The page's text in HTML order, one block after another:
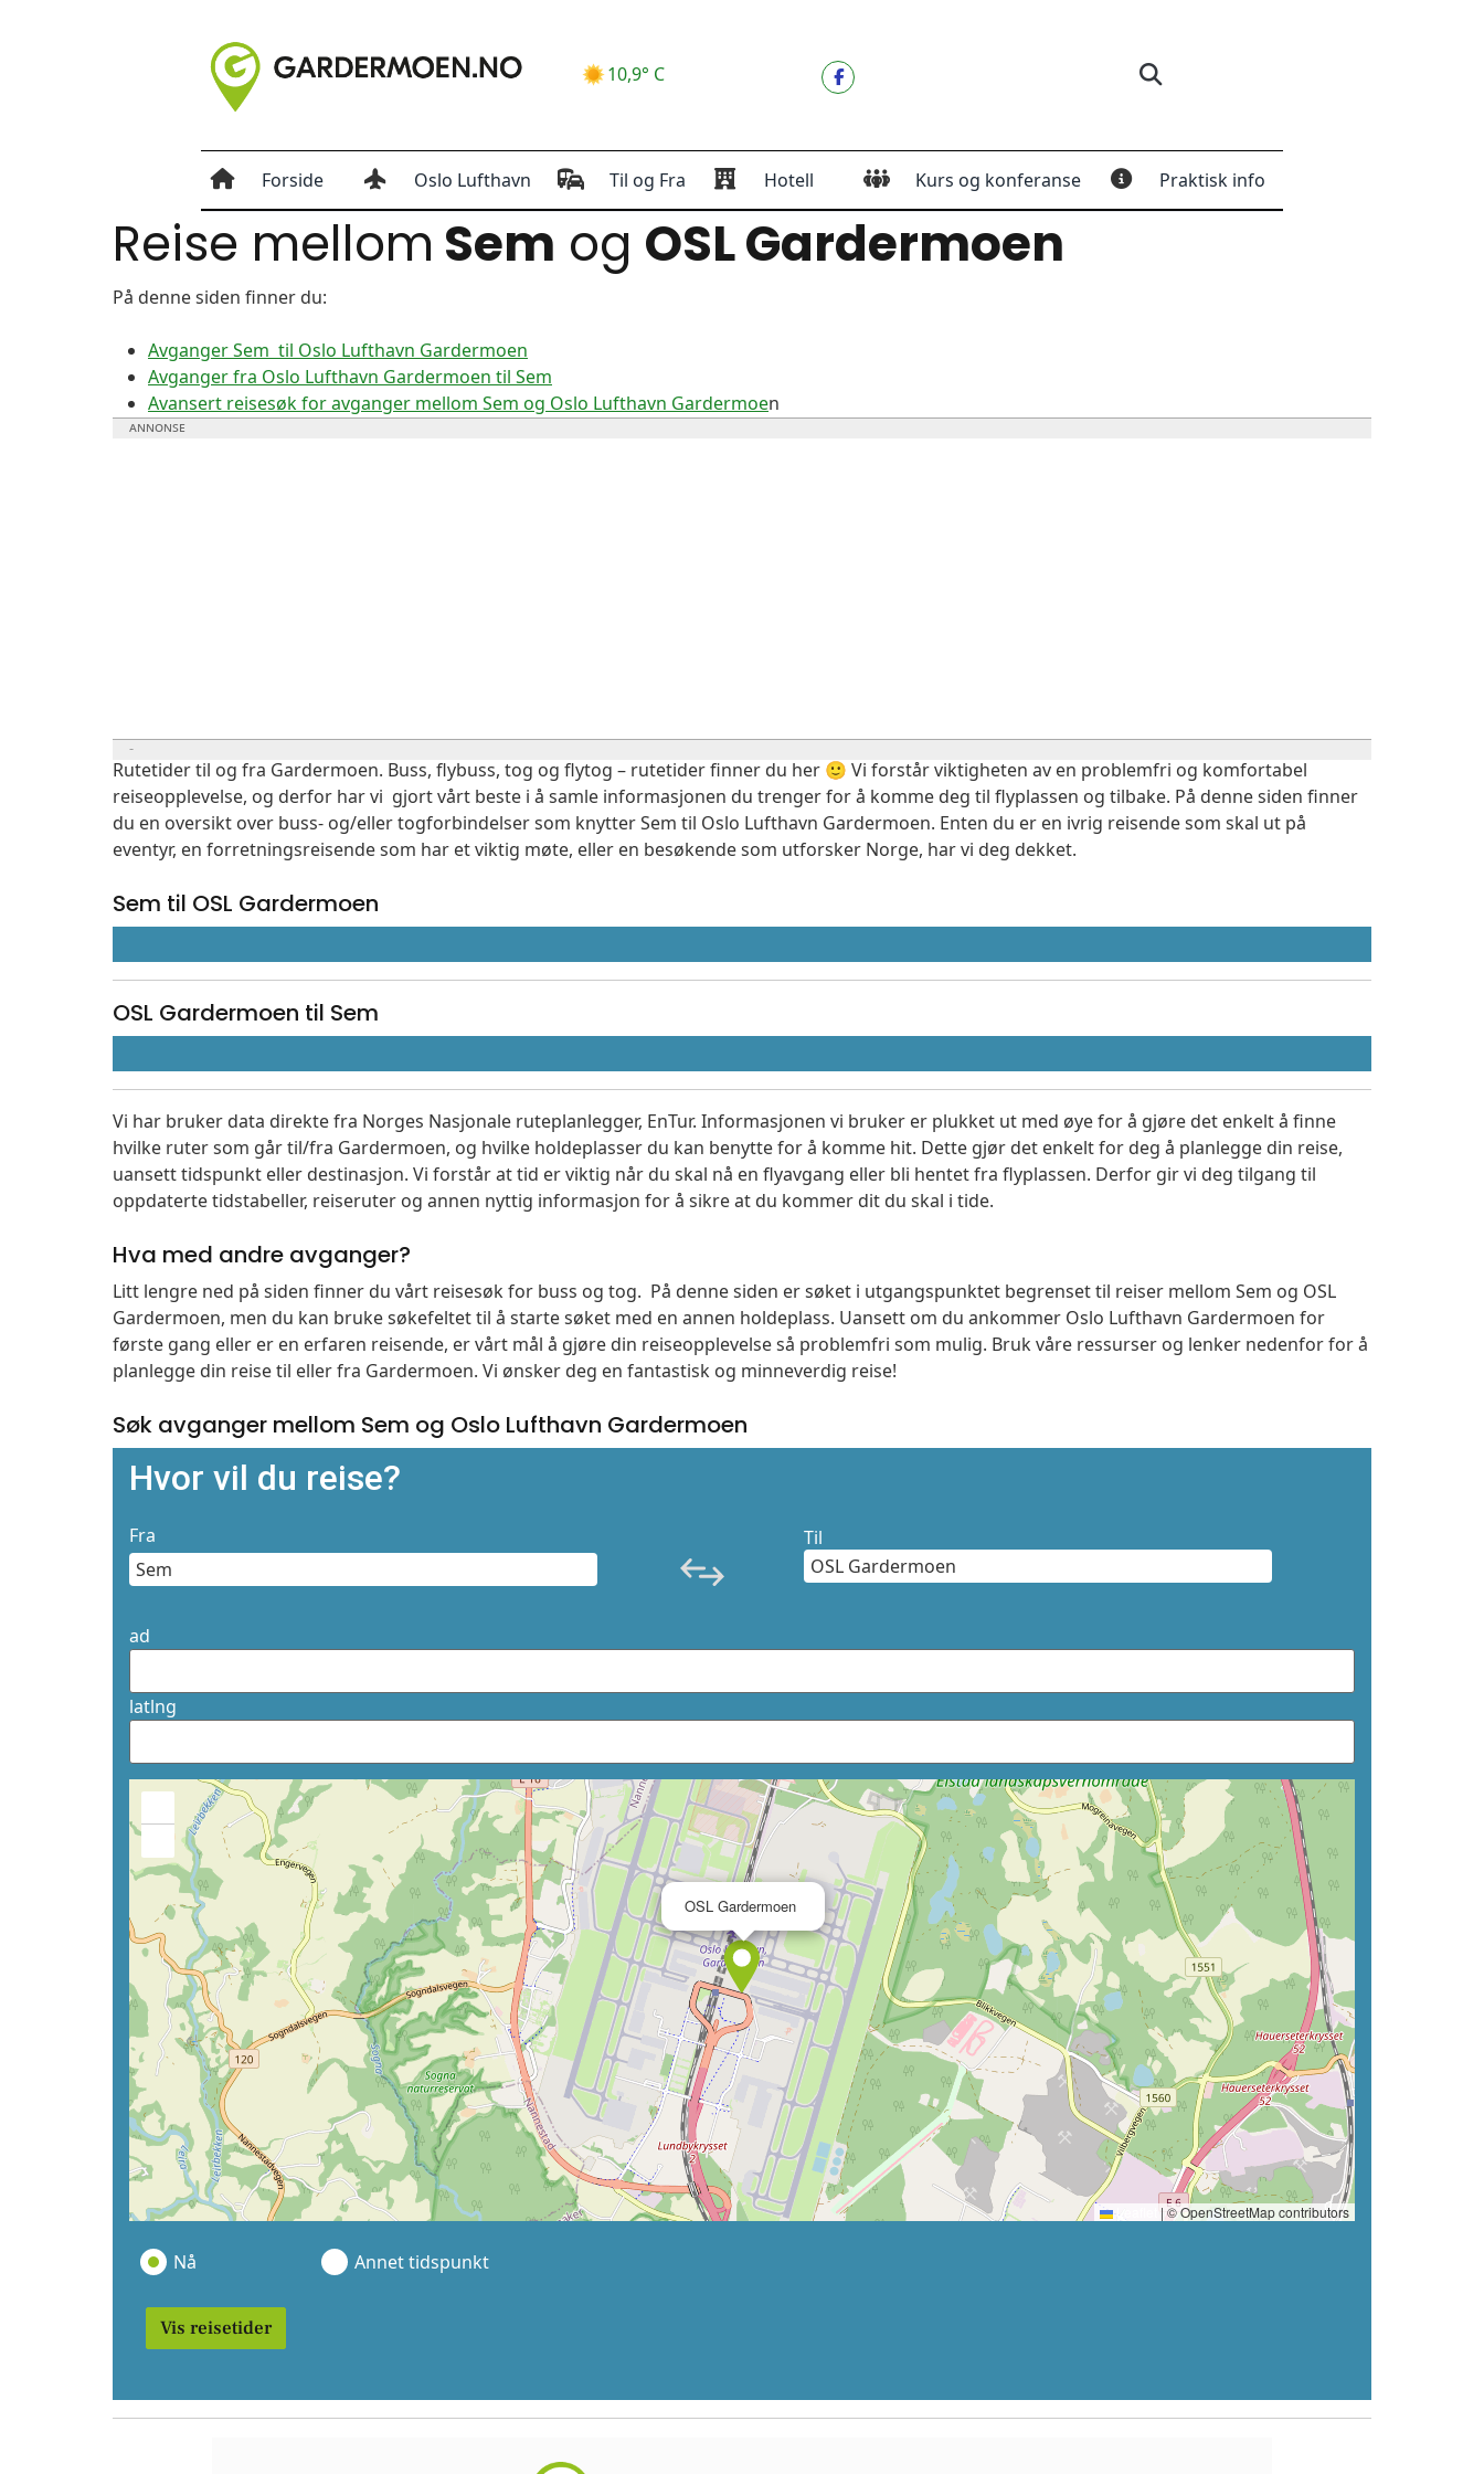
10,9° C
Forside Oslo Lufthavn Til og Fra Hotell Kurs og konferanse Praktisk info
Reise mellom Sem og OSL Gardermoen
På denne siden finner du:
Avganger Sem til Oslo Lufthavn Gardermoen
Avganger fra Oslo Lufthavn Gardermoen til Sem
Avansert reisesøk for avganger mellom Sem og Oslo Lufthavn Gardermoen
Rutetider til og fra Gardermoen. Buss, flybuss, tog og flytog – rutetider finner du her 🙂 Vi forstår viktigheten av en problemfri og komfortabel
reiseopplevelse, og derfor har vi gjort vårt beste i å samle informasjonen du trenger for å komme deg til flyplassen og tilbake. På denne siden finner
du en oversikt over buss- og/eller togforbindelser som knytter Sem til Oslo Lufthavn Gardermoen. Enten du er en ivrig reisende som skal ut på
eventyr, en forretningsreisende som har et viktig møte, eller en besøkende som utforsker Norge, har vi deg dekket.
Sem til OSL Gardermoen
OSL Gardermoen til Sem
Vi har bruker data direkte fra Norges Nasjonale ruteplanlegger, EnTur. Informasjonen vi bruker er plukket ut med øye for å gjøre det enkelt å finne
hvilke ruter som går til/fra Gardermoen, og hvilke holdeplasser du kan benytte for å komme hit. Dette gjør det enkelt for deg å planlegge din reise,
uansett tidspunkt eller destinasjon. Vi forstår at tid er viktig når du skal nå en flyavgang eller bli hentet fra flyplassen. Derfor gir vi deg tilgang til
oppdaterte tidstabeller, reiseruter og annen nyttig informasjon for å sikre at du kommer dit du skal i tide.
Hva med andre avganger?
Litt lengre ned på siden finner du vårt reisesøk for buss og tog. På denne siden er søket i utgangspunktet begrenset til reiser mellom Sem og OSL
Gardermoen, men du kan bruke søkefeltet til å starte søket med en annen holdeplass. Uansett om du ankommer Oslo Lufthavn Gardermoen for
første gang eller er en erfaren reisende, er vårt mål å gjøre din reiseopplevelse så problemfri som mulig. Bruk våre ressurser og lenker nedenfor for å
planlegge din reise til eller fra Gardermoen. Vi ønsker deg en fantastisk og minneverdig reise!
Søk avganger mellom Sem og Oslo Lufthavn Gardermoen
Hvor vil du reise?
Fra Til
ad
latlng
OSL Gardermoen
Leaflet | © OpenStreetMap contributors
Nå Annet tidspunkt
Vis reisetider